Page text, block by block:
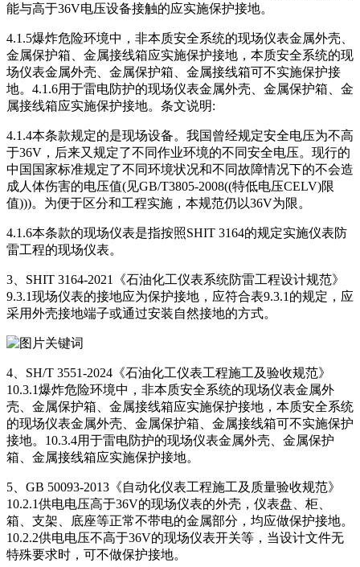
能与高于36V电压设备接触的应实施保护接地。
4.1.5爆炸危险环境中，非本质安全系统的现场仪表金属外壳、
金属保护箱、金属接线箱应实施保护接地，本质安全系统的现
场仪表金属外壳、金属保护箱、金属接线箱可不实施保护接
地。4.1.6用于雷电防护的现场仪表金属外壳、金属保护箱、金
属接线箱应实施保护接地。条文说明:
4.1.4本条款规定的是现场设备。我国曾经规定安全电压为不高
于36V，后来又规定了不同作业环境的不同安全电压。现行的
中国国家标准规定了不同环境状况和不同故障情况下的不会造
成人体伤害的电压值(见GB/T3805-2008((特低电压CELV)限
值)))。为便于区分和工程实施，本规范仍以36V为限。
4.1.6本条款的现场仪表是指按照SHIT 3164的规定实施仪表防
雷工程的现场仪表。
3、SHIT 3164-2021《石油化工仪表系统防雷工程设计规范》
9.3.1现场仪表的接地应为保护接地，应符合表9.3.1的规定，应
采用外壳接地端子或通过安装自然接地的方式。
4、SH/T 3551-2024《石油化工仪表工程施工及验收规范》
10.3.1爆炸危险环境中，非本质安全系统的现场仪表金属外
壳、金属保护箱、金属接线箱应实施保护接地，本质安全系统
的现场仪表金属外壳、金属保护箱、金属接线箱可不实施保护
接地。10.3.4用于雷电防护的现场仪表金属外壳、金属保护
箱、金属接线箱应实施保护接地。
5、GB 50093-2013《自动化仪表工程施工及质量验收规范》
10.2.1供电电压高于36V的现场仪表的外壳，仪表盘、柜、
箱、支架、底座等正常不带电的金属部分，均应做保护接地。
10.2.2供电电压不高于36V的现场仪表开关等，当设计文件无
特殊要求时，可不做保护接地。